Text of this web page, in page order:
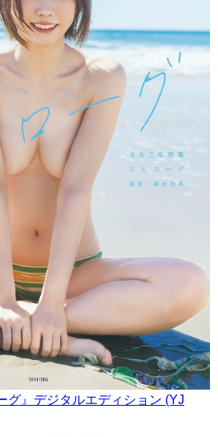
グ』デジタルエディション (YJ